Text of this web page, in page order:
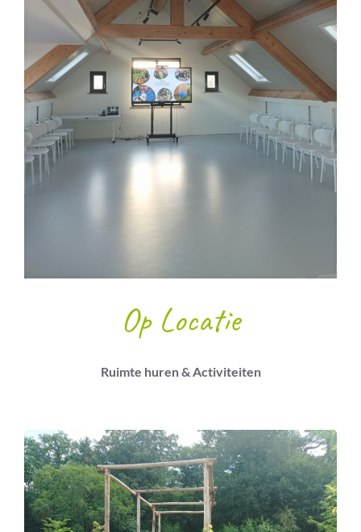
Op Locatie
Ruimte huren & Activiteiten